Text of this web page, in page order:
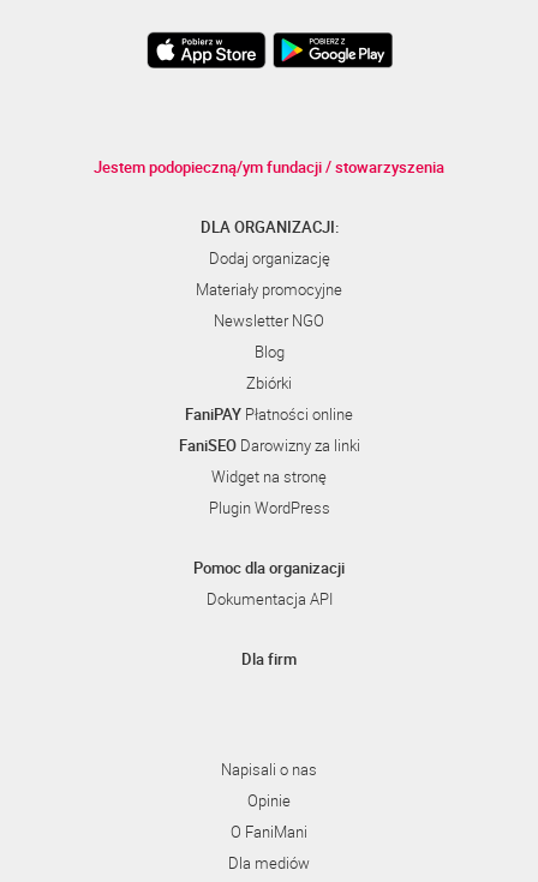
Jestem podopieczną/ym fundacji / stowarzyszenia
DLA ORGANIZACJI:
Dodaj organizację
Materiały promocyjne
Newsletter NGO
Blog
Zbiórki
FaniPAY Płatności online
FaniSEODarowizny za linki
Widget na stronę
Plugin WordPress
Pomoc dla organizacji
Dokumentacja API
Dla firm
Napisali o nas
Opinie
O FaniMani
Dla mediów